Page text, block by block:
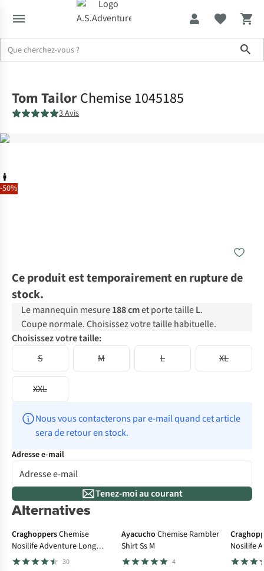
-50%
Tom TailorChemise 1045185
3 Avis
Ce produit est temporairement en rupture de
stock.
Le mannequin mesure188 cmet porte tailleL.
Coupe normale. Choisissez votre taille habituelle.
Choisissez votre taille:
S
M L XL
XXL
Nous vous contacterons par e-mail quand cet article
sera de retour en stock.
Adresse e-mail
Tenez-moi au courant
Alternatives
-50%
CraghoppersChemise
Nosilife Adventure Long
Sleeved Shirt III30
Ayacucho Chemise Rambler
Shirt Ss M
4
Nosilife
Sleeved